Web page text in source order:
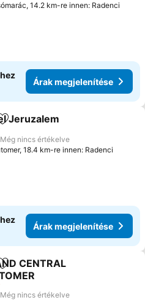
14.2 km-re innen: Radenci
Árak megjelenítése
Hozzáadás a kedvencekhez
Jeruzalem
Még nincs értékelve
18.4 km-re innen: Radenci
Árak megjelenítése
Hozzáadás a kedvencekhez
CENTRAL
Még nincs értékelve